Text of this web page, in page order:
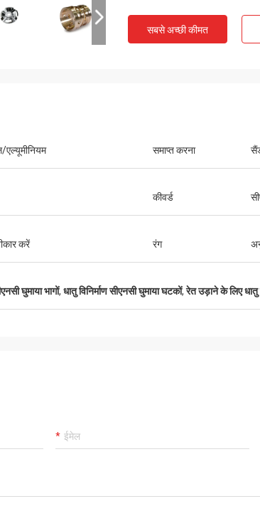
कमिल
उत्कृष्ट गुणवत्ता, प्रतिस्पर्धी मूल्य और उत्कृष्ट संचार।
सबसे अच्छी कीमत
एल्यूमीनियम समाप्त करना
कीवर्ड
करें रंग
घुमाया भागों, धातु विनिर्माण सीएनसी घुमाया घटकों,रेत उड़ाने के लिए